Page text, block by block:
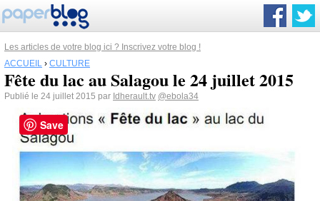
Les articles de votre blog ici ? Inscrivez votre blog !
ACCUEIL › CULTURE
Fête du lac au Salagou le 24 juillet 2015
Publié le 24 juillet 2015 par Idherault.tv @ebola34
Save